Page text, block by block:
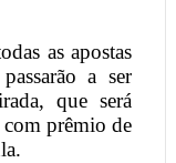
as apostas
a ser
que será
com prêmio de